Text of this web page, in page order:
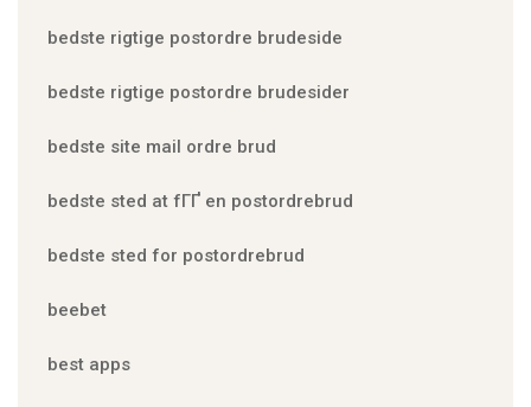
bedste rigtige postordre brudeside
bedste rigtige postordre brudesider
bedste site mail ordre brud
bedste sted at fГҐ en postordrebrud
bedste sted for postordrebrud
beebet
best apps